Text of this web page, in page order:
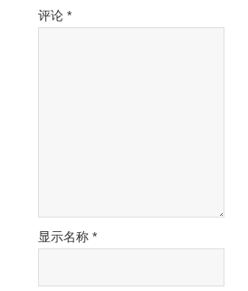
评论 *
显示名称 *